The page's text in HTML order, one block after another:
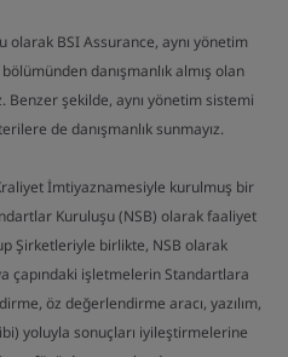
BSI Assurance, aynı yönetim
danışmanlık almış olan
şekilde, aynı yönetim sistemi
de danışmanlık sunmayız.
İmtiyaznamesiyle kurulmuş bir
Kuruluşu (NSB) olarak faaliyet
Şirketleriyle birlikte, NSB olarak
çapındaki işletmelerin Standartlara
öz değerlendirme aracı, yazılım,
yoluyla sonuçları iyileştirmelerine